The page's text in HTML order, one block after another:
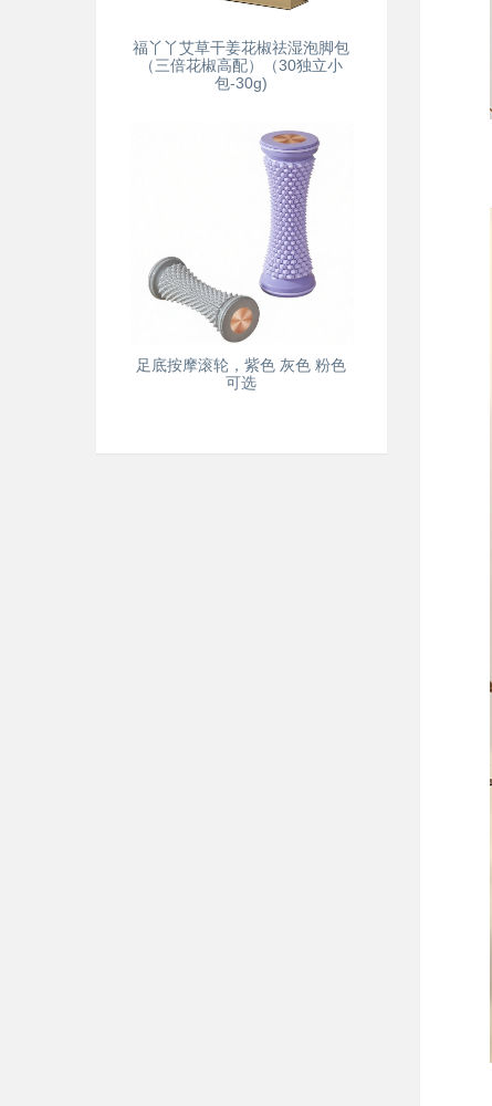
福丫丫艾草干姜花椒祛湿泡脚包
（三倍花椒高配）（30独立小
包-30g)
足底按摩滚轮，紫色 灰色 粉色
可选